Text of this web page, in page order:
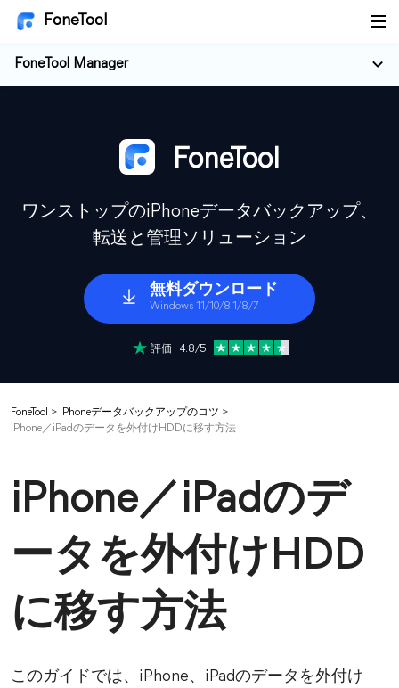
FoneTool
FoneTool Manager
FoneTool
ワンストップのiPhoneデータバックアップ、
転送と管理ソリューション
無料ダウンロード
Windows 11/10/8.1/8/7
評価 4.8/5
FoneTool > iPhoneデータバックアップのコツ >
iPhone／iPadのデータを外付けHDDに移す方法
iPhone／iPadのデ
ータを外付けHDD
に移す方法
このガイドでは、iPhone、iPadのデータを外付け